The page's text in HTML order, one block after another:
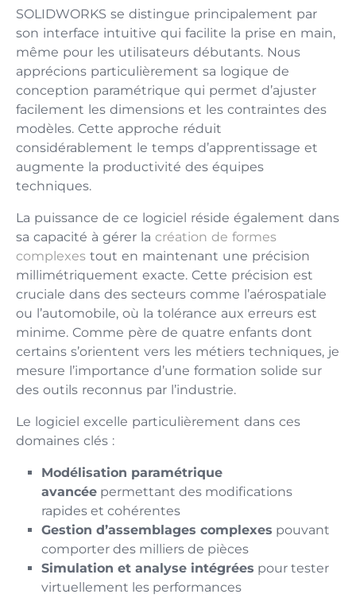
SOLIDWORKS se distingue principalement par
son interface intuitive qui facilite la prise en main,
même pour les utilisateurs débutants. Nous
apprécions particulièrement sa logique de
conception paramétrique qui permet d’ajuster
facilement les dimensions et les contraintes des
modèles. Cette approche réduit
considérablement le temps d’apprentissage et
augmente la productivité des équipes
techniques.
La puissance de ce logiciel réside également dans
sa capacité à gérer la création de formes
complexes tout en maintenant une précision
millimétriquement exacte. Cette précision est
cruciale dans des secteurs comme l’aérospatiale
ou l’automobile, où la tolérance aux erreurs est
minime. Comme père de quatre enfants dont
certains s’orientent vers les métiers techniques, je
mesure l’importance d’une formation solide sur
des outils reconnus par l’industrie.
Le logiciel excelle particulièrement dans ces
domaines clés :
Modélisation paramétrique
avancée permettant des modifications
rapides et cohérentes
Gestion d’assemblages complexes pouvant
comporter des milliers de pièces
Simulation et analyse intégrées pour tester
virtuellement les performances